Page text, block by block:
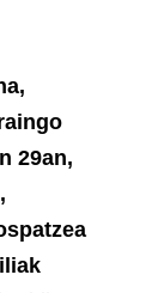
29an,